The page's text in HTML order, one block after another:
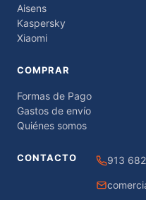
Aisens
Kaspersky
Xiaomi
COMPRAR
Formas de Pago
Gastos de envío
Quiénes somos
CONTACTO 913